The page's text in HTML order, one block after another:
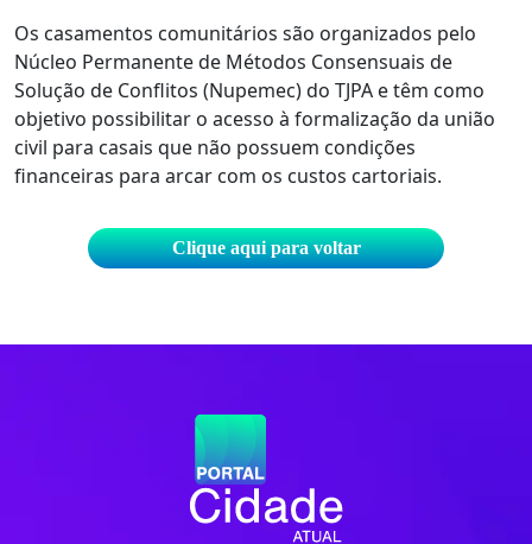
Os casamentos comunitários são organizados pelo
Núcleo Permanente de Métodos Consensuais de
Solução de Conflitos (Nupemec) do TJPA e têm como
objetivo possibilitar o acesso à formalização da união
civil para casais que não possuem condições
financeiras para arcar com os custos cartoriais.
Clique aqui para voltar